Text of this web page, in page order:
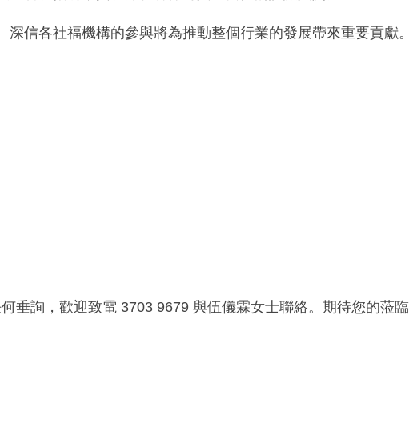
信各社福機構的參與將為推動整個行業的發展帶來重要貢獻。
垂詢，歡迎致電 3703 9679 與伍儀霖女士聯絡。期待您的蒞臨